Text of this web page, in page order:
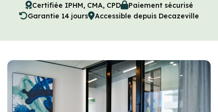
Certifiée IPHM, CMA, CPD
Paiement sécurisé
Garantie 14 jours
Accessible depuis Decazeville